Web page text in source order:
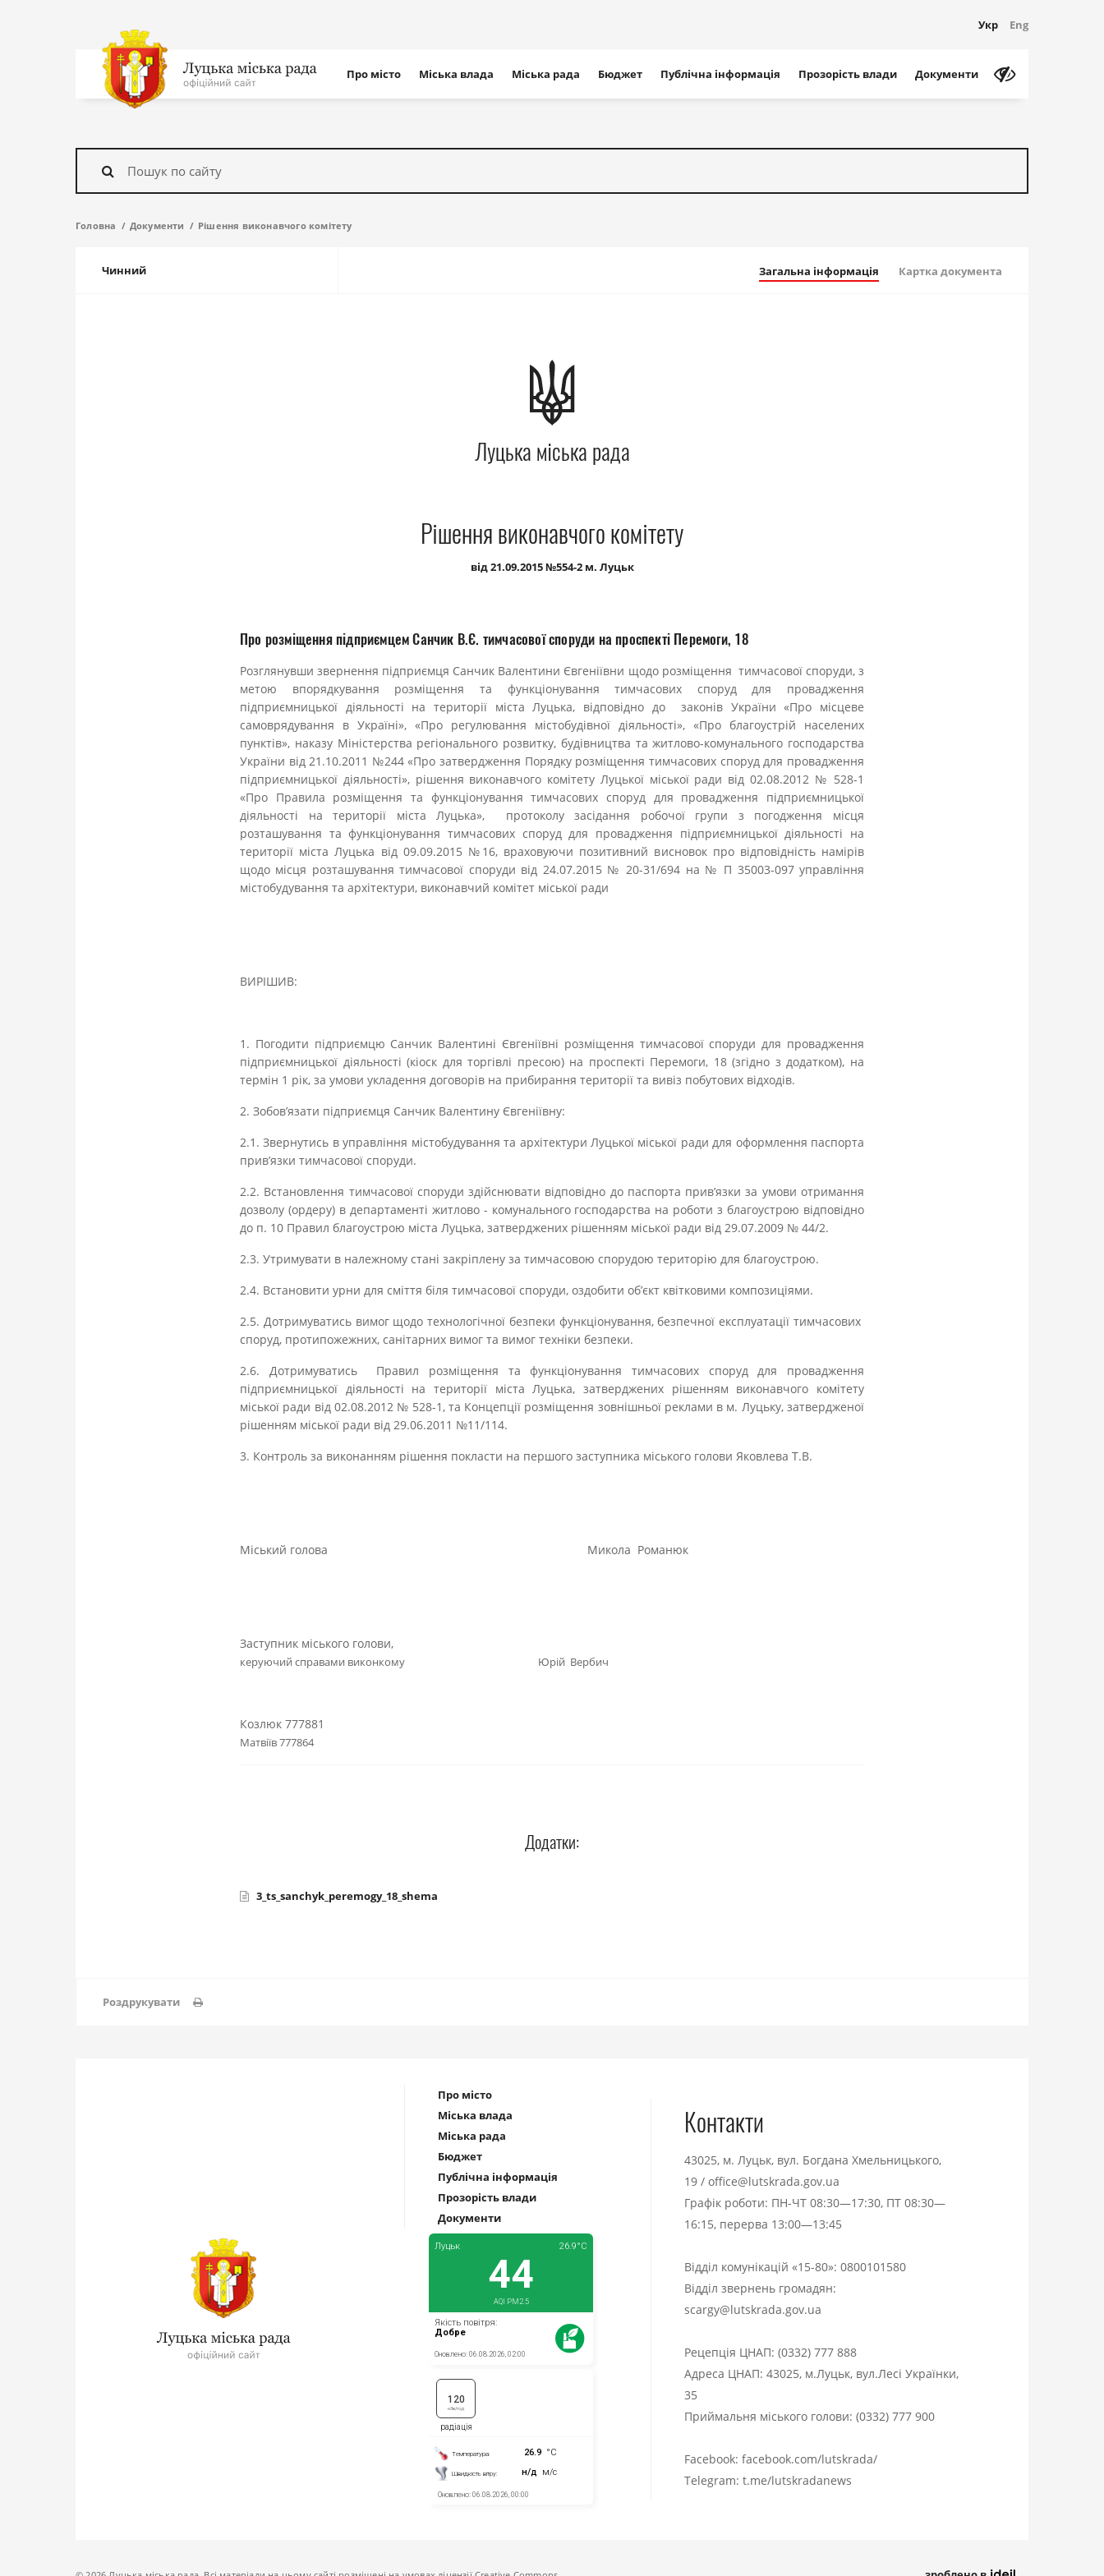
Укр Eng
На
головну
сайту
Про місто Міська влада Міська рада Бюджет Публічна інформація Прозорість влади Документи
Знайти
Головна Документи Рішення виконавчого комітету
Чинний Загальна інформація Картка документа
Луцька міська рада
Рішення виконавчого комітету
від 21.09.2015 №554-2 м. Луцьк
Про розміщення підприємцем Санчик В.Є. тимчасової споруди на проспекті Перемоги, 18
Розглянувши звернення підприємця Санчик Валентини Євгеніївни щодо розміщення тимчасової споруди, з
метою впорядкування розміщення та функціонування тимчасових споруд для провадження
підприємницької діяльності на території міста Луцька, відповідно до законів України «Про місцеве
самоврядування в Україні», «Про регулювання містобудівної діяльності», «Про благоустрій населених
пунктів», наказу Міністерства регіонального розвитку, будівництва та житлово-комунального господарства
України від 21.10.2011 №244 «Про затвердження Порядку розміщення тимчасових споруд для провадження
підприємницької діяльності», рішення виконавчого комітету Луцької міської ради від 02.08.2012 № 528-1
«Про Правила розміщення та функціонування тимчасових споруд для провадження підприємницької
діяльності на території міста Луцька», протоколу засідання робочої групи з погодження місця
розташування та функціонування тимчасових споруд для провадження підприємницької діяльності на
території міста Луцька від 09.09.2015 №16, враховуючи позитивний висновок про відповідність намірів
щодо місця розташування тимчасової споруди від 24.07.2015 № 20-31/694 на № П 35003-097 управління
містобудування та архітектури, виконавчий комітет міської ради
ВИРІШИВ:
1. Погодити підприємцю Санчик Валентині Євгеніївні розміщення тимчасової споруди для провадження
підприємницької діяльності (кіоск для торгівлі пресою) на проспекті Перемоги, 18 (згідно з додатком), на
термін 1 рік, за умови укладення договорів на прибирання території та вивіз побутових відходів.
2. Зобов’язати підприємця Санчик Валентину Євгеніївну:
2.1. Звернутись в управління містобудування та архітектури Луцької міської ради для оформлення паспорта
прив’язки тимчасової споруди.
2.2. Встановлення тимчасової споруди здійснювати відповідно до паспорта прив’язки за умови отримання
дозволу (ордеру) в департаменті житлово - комунального господарства на роботи з благоустрою відповідно
до п. 10 Правил благоустрою міста Луцька, затверджених рішенням міської ради від 29.07.2009 № 44/2.
2.3. Утримувати в належному стані закріплену за тимчасовою спорудою територію для благоустрою.
2.4. Встановити урни для сміття біля тимчасової споруди, оздобити об’єкт квітковими композиціями.
2.5. Дотримуватись вимог щодо технологічної безпеки функціонування, безпечної експлуатації тимчасових
споруд, протипожежних, санітарних вимог та вимог техніки безпеки.
2.6. Дотримуватись Правил розміщення та функціонування тимчасових споруд для провадження
підприємницької діяльності на території міста Луцька, затверджених рішенням виконавчого комітету
міської ради від 02.08.2012 № 528-1, та Концепції розміщення зовнішньої реклами в м. Луцьку, затвердженої
рішенням міської ради від 29.06.2011 №11/114.
3. Контроль за виконанням рішення покласти на першого заступника міського голови Яковлева Т.В.
Міський голова Микола Романюк
Заступник міського голови,
керуючий справами виконкому Юрій Вербич
Козлюк 777881
Матвіїв 777864
Додатки:
3_ts_sanchyk_peremogy_18_shema
Роздрукувати
Про місто
Міська влада
Міська рада
Бюджет
Публічна інформація
Прозорість влади
Документи
Контакти
43025, м. Луцьк, вул. Богдана Хмельницького,
19 / office@lutskrada.gov.ua
Графік роботи: ПН-ЧТ 08:30—17:30, ПТ 08:30—
16:15, перерва 13:00—13:45
Відділ комунікацій «15-80»: 0800101580
Відділ звернень громадян:
scargy@lutskrada.gov.ua
Рецепція ЦНАП: (0332) 777 888
Адреса ЦНАП: 43025, м.Луцьк, вул.Лесі Українки,
35
Приймальня міського голови: (0332) 777 900
Facebook: facebook.com/lutskrada/
Telegram: t.me/lutskradanews